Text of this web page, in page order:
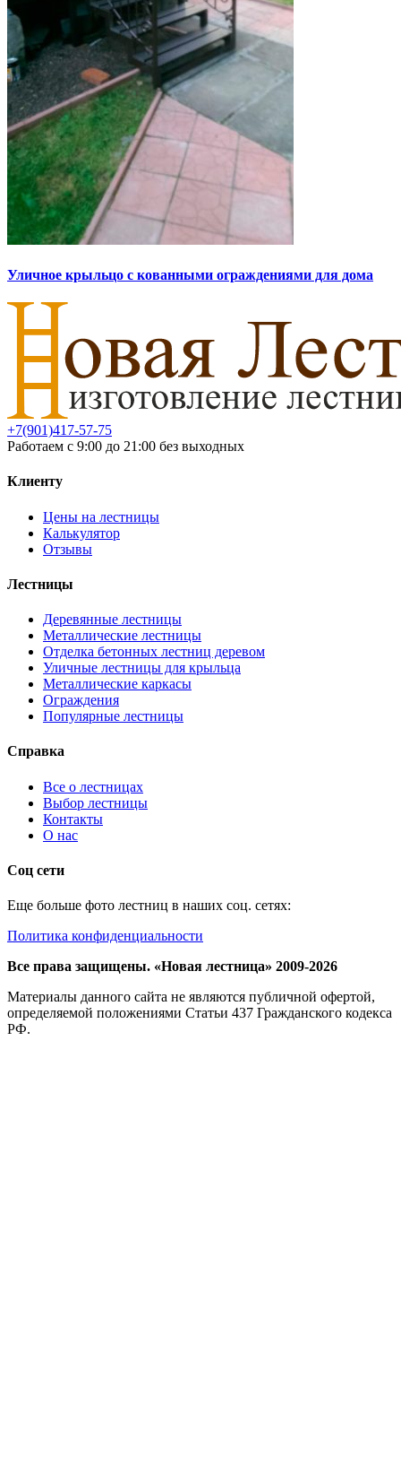
Уличное крыльцо с кованными ограждениями для дома
+7(901)417-57-75
Работаем с 9:00 до 21:00 без выходных
Клиенту
Цены на лестницы
Калькулятор
Отзывы
Лестницы
Деревянные лестницы
Металлические лестницы
Отделка бетонных лестниц деревом
Уличные лестницы для крыльца
Металлические каркасы
Ограждения
Популярные лестницы
Справка
Все о лестницах
Выбор лестницы
Контакты
О нас
Соц сети
Еще больше фото лестниц в наших соц. сетях:
Политика конфиденциальности
Все права защищены. «Новая лестница» 2009-2026
Материалы данного сайта не являются публичной офертой,
определяемой положениями Статьи 437 Гражданского кодекса
РФ.